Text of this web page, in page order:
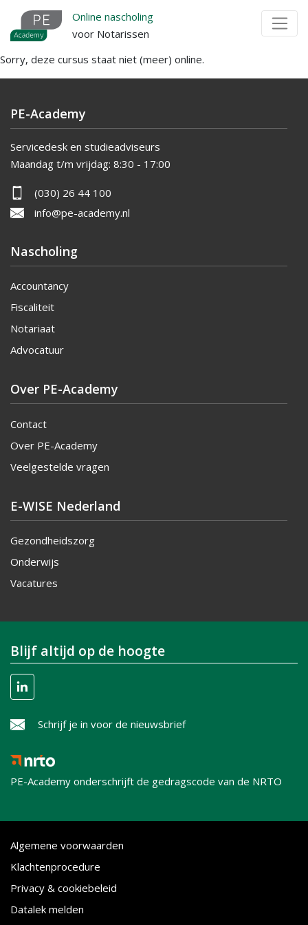
Overslaan
naar
de
inhoud
Online nascholing
voor Notarissen
Sorry, deze cursus staat niet (meer) online.
PE-Academy
Servicedesk en studieadviseurs
Maandag t/m vrijdag: 8:30 - 17:00
(030) 26 44 100
info@pe-academy.nl
Nascholing
Accountancy
Fiscaliteit
Notariaat
Advocatuur
Over PE-Academy
Contact
Over PE-Academy
Veelgestelde vragen
E-WISE Nederland
Gezondheidszorg
Onderwijs
Vacatures
Blijf altijd op de hoogte
Schrijf je in voor de nieuwsbrief
PE-Academy onderschrijft de gedragscode van de NRTO
Algemene voorwaarden
Klachtenprocedure
Privacy & cookiebeleid
Datalek melden